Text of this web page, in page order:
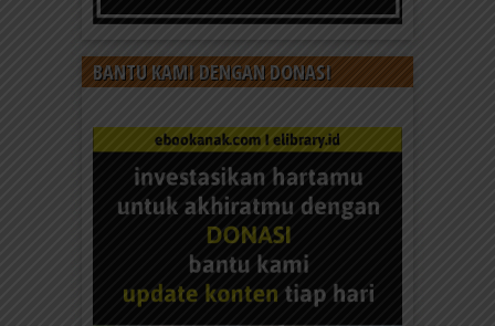
BANTU KAMI DENGAN DONASI